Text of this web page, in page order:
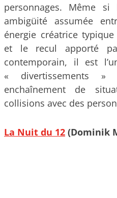
personnages. Même
ambigüité assumée
énergie créatrice
et le recul apporté
contemporain, il est
« divertissements
enchaînement de
collisions avec des
La Nuit du 12 (Dominik